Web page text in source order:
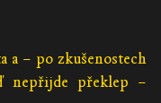
a – po zkušenostech
nepřijde překlep –